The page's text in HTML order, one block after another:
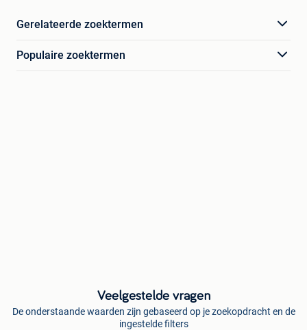
Gerelateerde zoektermen
Populaire zoektermen
Veelgestelde vragen
De onderstaande waarden zijn gebaseerd op je zoekopdracht en de
ingestelde filters